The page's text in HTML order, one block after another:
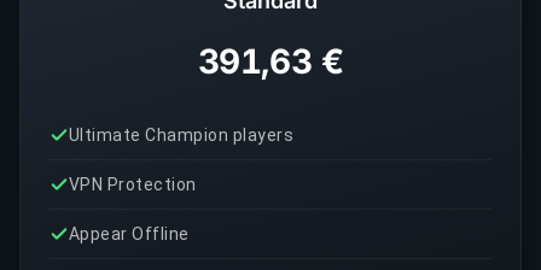
391,63 €
Ultimate Champion players
VPN Protection
Appear Offline